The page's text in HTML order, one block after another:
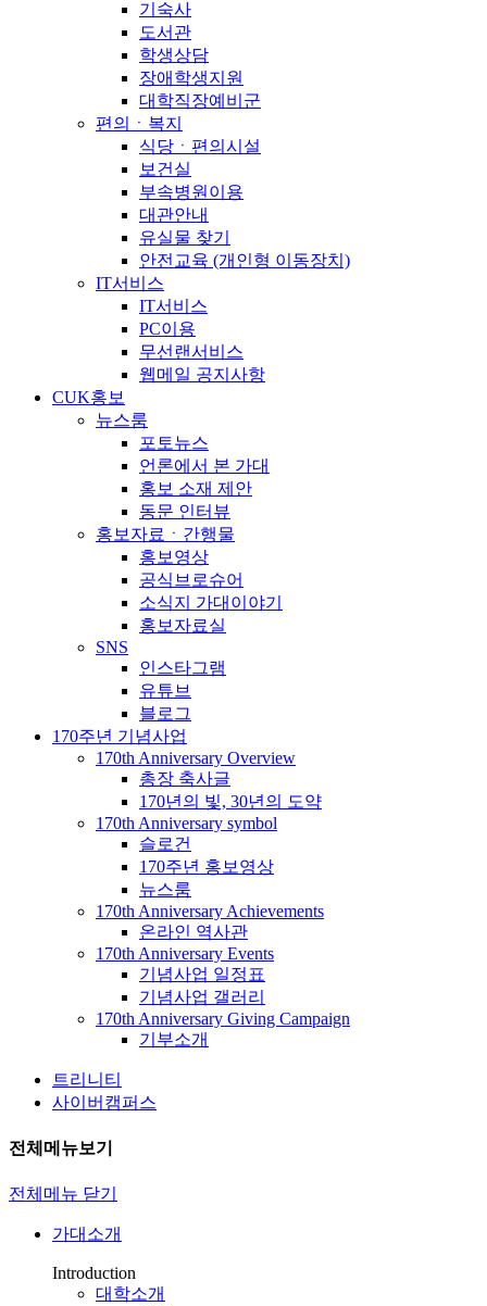
기숙사
도서관
학생상담
장애학생지원
대학직장예비군
편의ㆍ복지
식당ㆍ편의시설
보건실
부속병원이용
대관안내
유실물 찾기
안전교육 (개인형 이동장치)
IT서비스
IT서비스
PC이용
무선랜서비스
웹메일 공지사항
CUK홍보
뉴스룸
포토뉴스
언론에서 본 가대
홍보 소재 제안
동문 인터뷰
홍보자료ㆍ간행물
홍보영상
공식브로슈어
소식지 가대이야기
홍보자료실
SNS
인스타그램
유튜브
블로그
170주년 기념사업
170th Anniversary Overview
총장 축사글
170년의 빛, 30년의 도약
170th Anniversary symbol
슬로건
170주년 홍보영상
뉴스룸
170th Anniversary Achievements
온라인 역사관
170th Anniversary Events
기념사업 일정표
기념사업 갤러리
170th Anniversary Giving Campaign
기부소개
트리니티
사이버캠퍼스
전체메뉴보기
전체메뉴 닫기
가대소개
Introduction
대학소개